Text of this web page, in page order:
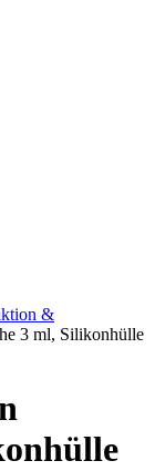
&
3 ml, Silikonhülle